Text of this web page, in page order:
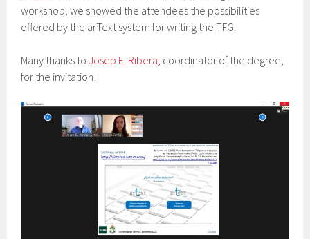
workshop, we showed the attendees the possibilities
offered by the arText system for writing the TFG.
Many thanks toJosep E. Ribera, coordinator of the degree,
for the invitation!